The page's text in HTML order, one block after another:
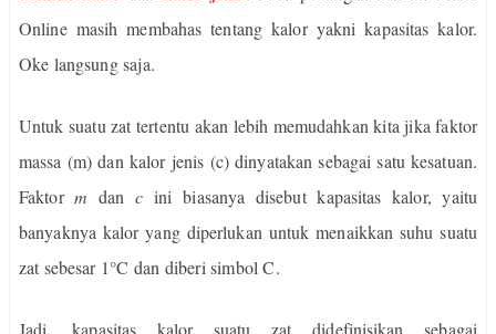
Online masih membahas tentang kalor yakni kapasitas kalor.
Oke langsung saja.
Untuk suatu zat tertentu akan lebih memudahkan kita jika faktor
massa (m) dan kalor jenis (c) dinyatakan sebagai satu kesatuan.
Faktorm danc ini biasanya disebut kapasitas kalor, yaitu
banyaknya kalor yang diperlukan untuk menaikkan suhu suatu
zat sebesar 1°C dan diberi simbol C.
Jadi, kapasitas kalor suatu zat didefinisikan sebagai